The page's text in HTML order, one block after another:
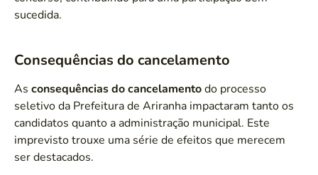
sucedida.
Consequências do cancelamento
As consequências do cancelamentodo processo
seletivo da Prefeitura de Ariranha impactaram tanto os
candidatos quanto a administração municipal. Este
imprevisto trouxe uma série de efeitos que merecem
ser destacados.